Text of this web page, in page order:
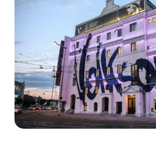
l
e
t
n
i
g
o
ś
ć